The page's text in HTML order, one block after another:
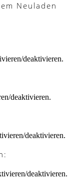
Neuladen
deaktivieren.
deaktivieren.
deaktivieren.
deaktivieren.